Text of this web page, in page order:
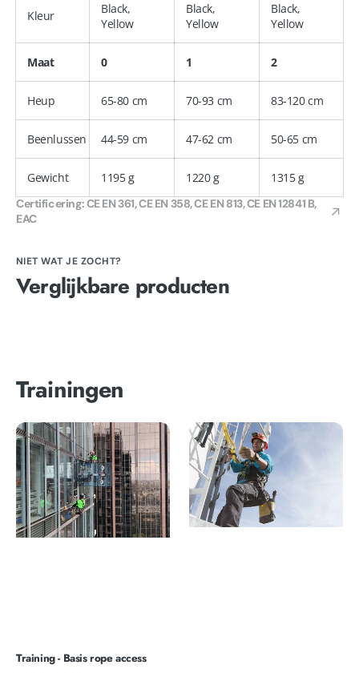
Kleur
Black,
Yellow
Black,
Yellow
Black,
Yellow
Maat 0 1 2
Heup 65-80 cm 70-93 cm 83-120 cm
Beenlussen 44-59 cm 47-62 cm 50-65 cm
Gewicht 1195 g 1220 g 1315 g
Certificering: CE EN 361, CE EN 358, CE EN 813, CE EN 12841 B,
EAC
NIET WAT JE ZOCHT?
Verglijkbare producten
Trainingen
Training
-
Basis
rope
access
Training - Basis rope access
Training
-
Veilig
werken
op
hoogte
Basis